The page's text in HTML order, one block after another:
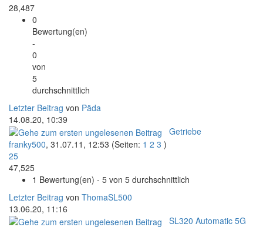
28,487
0
Bewertung(en)
-
0
von
5
durchschnittlich
Letzter Beitrag von Päda
14.08.20, 10:39
Getriebe
franky500, 31.07.11, 12:53 (Seiten: 1 2 3 )
25
47,525
1 Bewertung(en) - 5 von 5 durchschnittlich
Letzter Beitrag von ThomaSL500
13.06.20, 11:16
SL320 Automatic 5G